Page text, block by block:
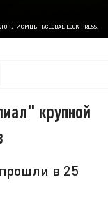
ЛИСИЦЫН/GLOBAL LOOK PRESS.
крупной
в 25